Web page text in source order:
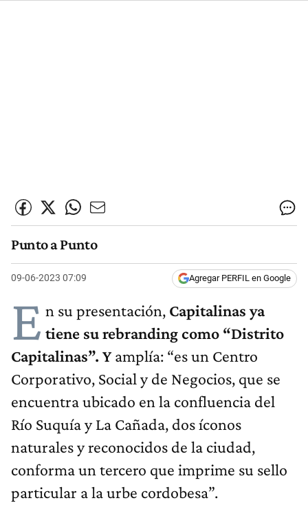
Punto a Punto
09-06-2023 07:09 Agregar PERFIL en Google
E n su presentación, Capitalinas ya
tiene su rebranding como “Distrito
Capitalinas”. Yamplía: “es un Centro
Corporativo, Social y de Negocios, que se
encuentra ubicado en la confluencia del
Río Suquía y La Cañada, dos íconos
naturales y reconocidos de la ciudad,
conforma un tercero que imprime su sello
particular a la urbe cordobesa”.